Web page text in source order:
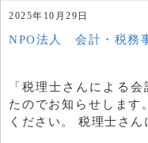
2025年10月29日
NPO法人 会計・税務
「税理士さんによる
たのでお知らせします
ください。 税理士さ